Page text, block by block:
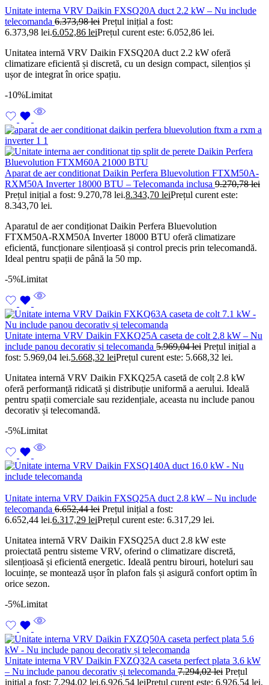
Unitate interna VRV Daikin FXSQ20A duct 2.2 kW – Nu include
telecomanda 6.373,98lei Prețul inițial a fost:
6.373,98 lei.6.052,86 leiPrețul curent este: 6.052,86 lei.
Unitatea internă VRV Daikin FXSQ20A duct 2.2 kW oferă
climatizare eficientă și discretă, cu un design compact, silențios și
ușor de integrat în orice spațiu.
-10%Limitat
Aparat de aer conditionat Daikin Perfera Bluevolution FTXM50A-
RXM50A Inverter 18000 BTU – Telecomanda inclusa 9.270,78lei
Prețul inițial a fost: 9.270,78 lei.8.343,70 leiPrețul curent este:
8.343,70 lei.
Aparatul de aer condiționat Daikin Perfera Bluevolution
FTXM50A-RXM50A Inverter 18000 BTU oferă climatizare
eficientă, funcționare silențioasă și control precis prin telecomandă.
Ideal pentru spații de până la 50 mp.
-5%Limitat
Unitate interna VRV Daikin FXKQ25A caseta de colt 2.8 kW – Nu
include panou decorativ și telecomanda 5.969,04lei Prețul inițial a
fost: 5.969,04 lei.5.668,32 leiPrețul curent este: 5.668,32 lei.
Unitatea internă VRV Daikin FXKQ25A casetă de colț 2.8 kW
oferă performanță ridicată și distribuție uniformă a aerului. Ideală
pentru spații comerciale sau rezidențiale, aceasta nu include panou
decorativ și telecomandă.
-5%Limitat
Unitate interna VRV Daikin FXSQ25A duct 2.8 kW – Nu include
telecomanda 6.652,44lei Prețul inițial a fost:
6.652,44 lei.6.317,29 leiPrețul curent este: 6.317,29 lei.
Unitatea internă VRV Daikin FXSQ25A duct 2.8 kW este
proiectată pentru sisteme VRV, oferind o climatizare discretă,
silențioasă și eficientă energetic. Ideală pentru birouri, hoteluri sau
locuințe, se montează ușor în plafon fals și asigură confort optim în
orice sezon.
-5%Limitat
Unitate interna VRV Daikin FXZQ32A caseta perfect plata 3.6 kW
– Nu include panou decorativ și telecomanda 7.294,02lei Prețul
inițial a fost: 7.294,02 lei.6.926,54 leiPrețul curent este: 6.926,54 lei.